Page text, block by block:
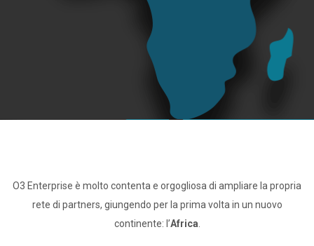
O3 Enterprise è molto contenta e orgogliosa di ampliare la propria
rete di partners, giungendo per la prima volta in un nuovo
continente: l’Africa